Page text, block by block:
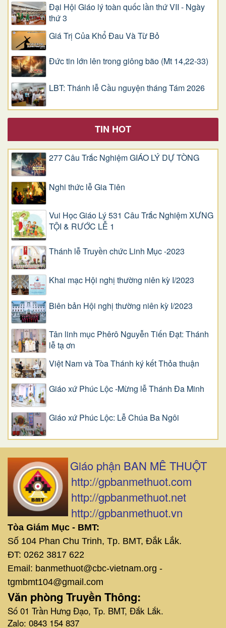
Đại Hội Giáo lý toàn quốc lần thứ VII - Ngày
thứ 3
Giá Trị Của Khổ Ðau Và Từ Bỏ
Đức tin lớn lên trong giông bão (Mt 14,22-33)
LBT: Thánh lễ Cầu nguyện tháng Tám 2026
TIN HOT
277 Câu Trắc Nghiệm GIÁO LÝ DỰ TÒNG
Nghi thức lễ Gia Tiên
Vui Học Giáo Lý 531 Câu Trắc Nghiệm XƯNG
TỘI & RƯỚC LỄ 1
Thánh lễ Truyền chức Linh Mục -2023
Khai mạc Hội nghị thường niên kỳ I/2023
Biên bản Hội nghị thường niên kỳ I/2023
Tân linh mục Phêrô Nguyễn Tiến Đạt: Thánh
lễ tạ ơn
Việt Nam và Tòa Thánh ký kết Thỏa thuận
Giáo xứ Phúc Lộc -Mừng lễ Thánh Đa Minh
Giáo xứ Phúc Lộc: Lễ Chúa Ba Ngôi
Giáo phận BAN MÊ THUỘT
http://gpbanmethuot.com
http://gpbanmethuot.net
http://gpbanmethuot.vn
Tòa Giám Mục - BMT:
Số 104 Phan Chu Trinh, Tp. BMT, Đắk Lắk.
ĐT: 0262 3817 622
Email: banmethuot@cbc-vietnam.org -
tgmbmt104@gmail.com
Văn phòng Truyền Thông:
Số 01 Trần Hưng Đạo, Tp. BMT, Đắk Lắk.
Zalo: 0843 154 837